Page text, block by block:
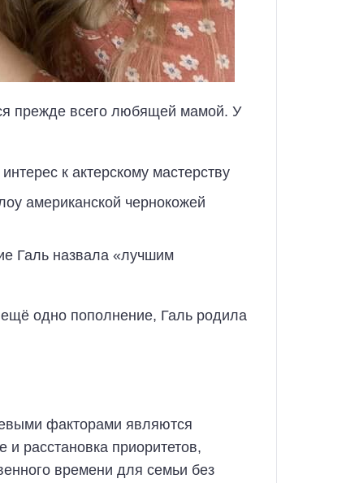
прежде всего любящей мамой. У
к актерскому мастерству
американской чернокожей
Галь назвала «лучшим
одно пополнение, Галь родила
факторами являются
расстановка приоритетов,
времени для семьи без